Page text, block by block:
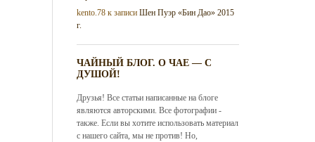
kento.78 к записиШен Пуэр «Бин Дао» 2015
г.
ЧАЙНЫЙ БЛОГ. О ЧАЕ — С
ДУШОЙ!
Друзья! Все статьи написанные на блоге
являются авторскими. Все фотографии -
также. Если вы хотите использовать материал
с нашего сайта, мы не против! Но,